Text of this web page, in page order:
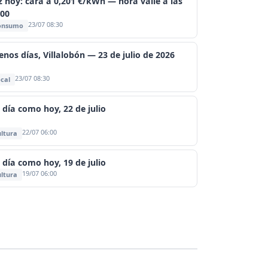
23/07 08:30
días, Villalobón — 23 de julio de 2026
23/07 08:30
día como hoy, 22 de julio
22/07 06:00
día como hoy, 19 de julio
19/07 06:00